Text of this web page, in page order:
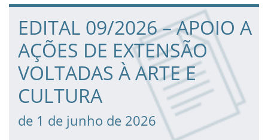
Fim da navegação
Início do conteúdo
EDITAL 09/2026 – APOIO A
AÇÕES DE EXTENSÃO
VOLTADAS À ARTE E
CULTURA
de 1 de junho de 2026